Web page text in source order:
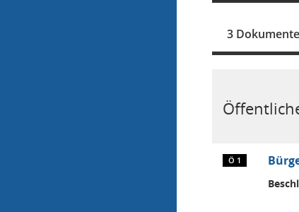
3 Dokumente
Ö 1